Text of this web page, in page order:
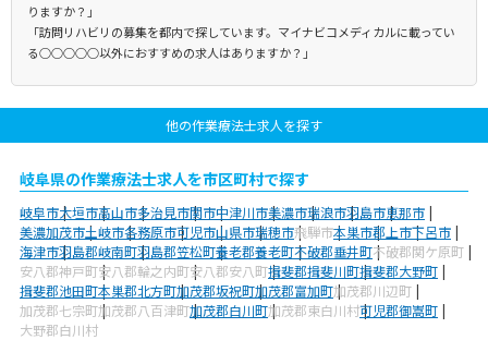
りますか？」
「訪問リハビリの募集を都内で探しています。マイナビコメディカルに載ってい
る○○○○○以外におすすめの求人はありますか？」
他の作業療法士求人を探す
岐阜県の作業療法士求人を市区町村で探す
岐阜市大垣市高山市多治見市関市中津川市美濃市瑞浪市羽島市恵那市
美濃加茂市土岐市各務原市可児市山県市瑞穂市飛騨市本巣市郡上市下呂市
海津市羽島郡岐南町羽島郡笠松町養老郡養老町不破郡垂井町不破郡関ケ原町
安八郡神戸町安八郡輪之内町安八郡安八町揖斐郡揖斐川町揖斐郡大野町
揖斐郡池田町本巣郡北方町加茂郡坂祝町加茂郡富加町加茂郡川辺町
加茂郡七宗町加茂郡八百津町加茂郡白川町加茂郡東白川村可児郡御嵩町
大野郡白川村